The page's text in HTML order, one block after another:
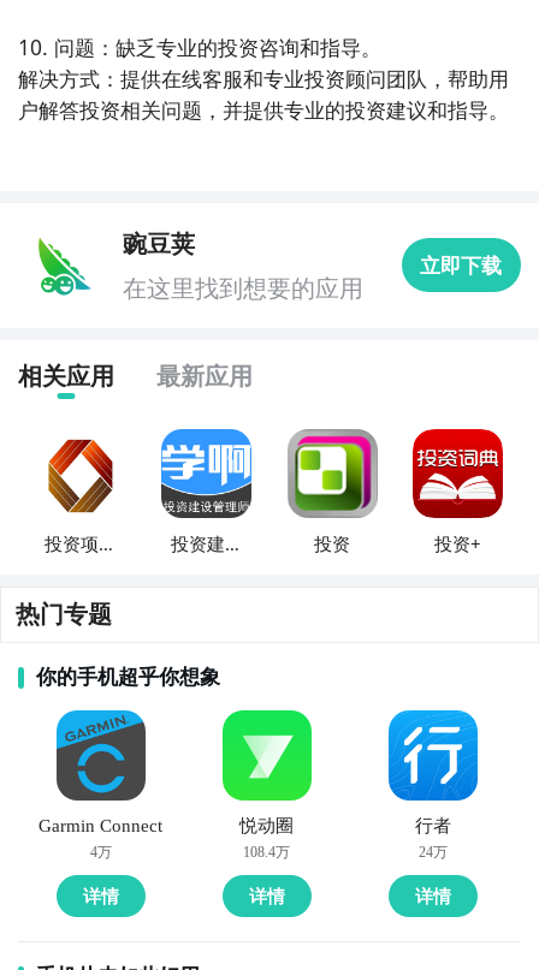
10. 问题：缺乏专业的投资咨询和指导。
解决方式：提供在线客服和专业投资顾问团队，帮助用
户解答投资相关问题，并提供专业的投资建议和指导。
豌豆荚
在这里找到想要的应用
立即下载
相关应用 最新应用
投资项目
投资建设
投资 投资+
热门专题
你的手机超乎你想象
Garmin Connect
4万
详情
悦动圈
108.4万
详情
行者
24万
详情